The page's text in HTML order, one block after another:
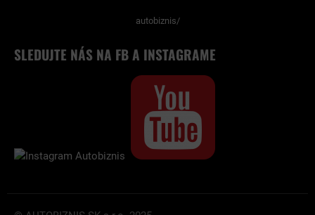
autobiznis/
SLEDUJTE NÁS NA FB A INSTAGRAME